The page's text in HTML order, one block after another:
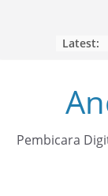
Latest:
Pembicara